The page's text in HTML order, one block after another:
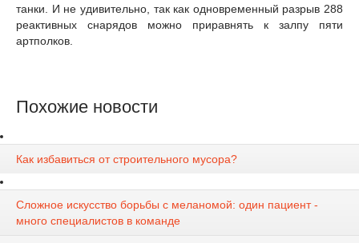
танки. И не удивительно, так как одновременный разрыв 288
реактивных снарядов можно приравнять к залпу пяти
артполков.
Похожие новости
Как избавиться от строительного мусора?
Сложное искусство борьбы с меланомой: один пациент -
много специалистов в команде